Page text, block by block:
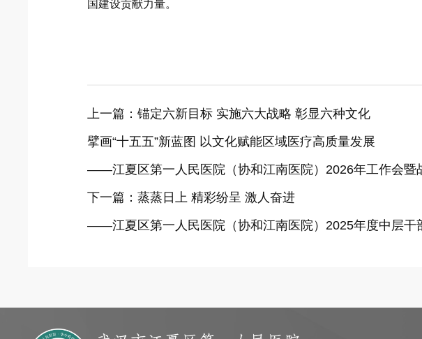
国建设贡献力量。
上一篇：锚定六新目标 实施六大战略 彰显六种文化
擘画“十五五”新蓝图 以文化赋能区域医疗高质量发展
——江夏区第一人民医院（协和江南医院）2026年工作会暨
下一篇：蒸蒸日上 精彩纷呈 激人奋进
——江夏区第一人民医院（协和江南医院）2025年度中层干